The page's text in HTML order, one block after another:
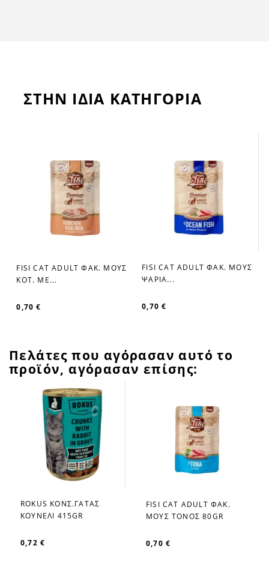
ΣΤΗΝ ΙΔΙΑ ΚΑΤΗΓΟΡΙΑ
favorite_border
FISI CAT ADULT ΦΑΚ. ΜΟΥΣ
ΚΟΤ. ΜΕ...
0,70 €
favorite_border
FISI CAT ADULT ΦΑΚ. ΜΟΥΣ
ΨΑΡΙΑ...
0,70 €
Πελάτες που αγόρασαν αυτό το
προϊόν, αγόρασαν επίσης:
favorite_border
ROKUS ΚΟΝΣ.ΓΑΤΑΣ
ΚΟΥΝΕΛΙ 415GR
0,72 €
favorite_border
FISI CAT ADULT ΦΑΚ.
ΜΟΥΣ ΤΟΝΟΣ 80GR
0,70 €